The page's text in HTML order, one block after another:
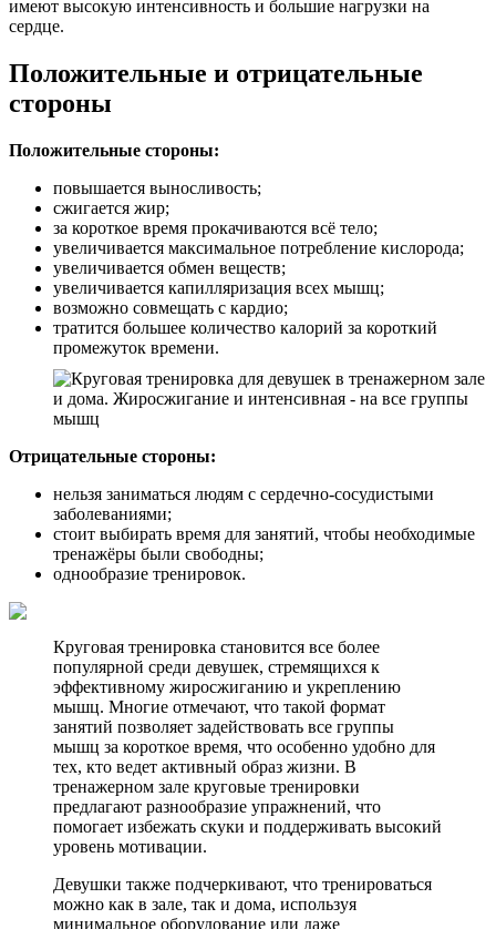
имеют высокую интенсивность и большие нагрузки на
сердце.
Положительные и отрицательные
стороны
Положительные стороны:
повышается выносливость;
сжигается жир;
за короткое время прокачиваются всё тело;
увеличивается максимальное потребление кислорода;
увеличивается обмен веществ;
увеличивается капилляризация всех мышц;
возможно совмещать с кардио;
тратится большее количество калорий за короткий
промежуток времени.
Отрицательные стороны:
нельзя заниматься людям с сердечно-сосудистыми
заболеваниями;
стоит выбирать время для занятий, чтобы необходимые
тренажёры были свободны;
однообразие тренировок.
Круговая тренировка становится все более
популярной среди девушек, стремящихся к
эффективному жиросжиганию и укреплению
мышц. Многие отмечают, что такой формат
занятий позволяет задействовать все группы
мышц за короткое время, что особенно удобно для
тех, кто ведет активный образ жизни. В
тренажерном зале круговые тренировки
предлагают разнообразие упражнений, что
помогает избежать скуки и поддерживать высокий
уровень мотивации.
Девушки также подчеркивают, что тренироваться
можно как в зале, так и дома, используя
минимальное оборудование или даже